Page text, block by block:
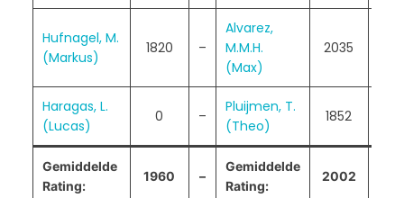
Hufnagel, M.
(Markus)
1820 –
Alvarez,
M.M.H.
(Max)
2035
Haragas, L.
(Lucas)
0 –
Pluijmen, T.
(Theo)
1852
Gemiddelde
Rating:
1960 –
Gemiddelde
Rating:
2002